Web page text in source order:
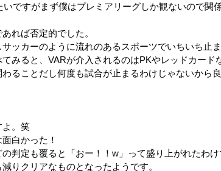
ですがまず僕はプレミアリーグしか観ないので関
れば否定的でした。
ッカーのように流れのあるスポーツでいちいち止
みると、VARが介入されるのはPKやレッドカード
ることだし何度も試合が止まるわけじゃないから
よ。笑
白かった！
判定も覆ると「おー！！w」って盛り上がれたわ
りクリアなものとなったようです。